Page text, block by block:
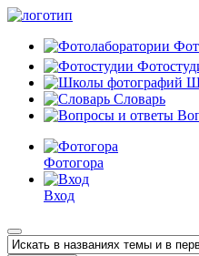
Словарь
Фотогора
Вход